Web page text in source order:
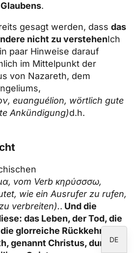
.
gesagt werden, dass das
nicht zu verstehenIch
paar Hinweise darauf
im Mittelpunkt der
von Nazareth, dem
euanguélion, wörtlich gute
Ankündigung)d.h.
vom Verb κηρύσσσω,
wie ein Ausrufer zu rufen,
verbreiten).. Und die
das Leben, der Tod, die
glorreiche Rückkehr von
genannt Christus, durchDE
ES
IT